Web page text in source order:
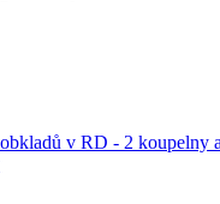
v RD - 2 koupelny